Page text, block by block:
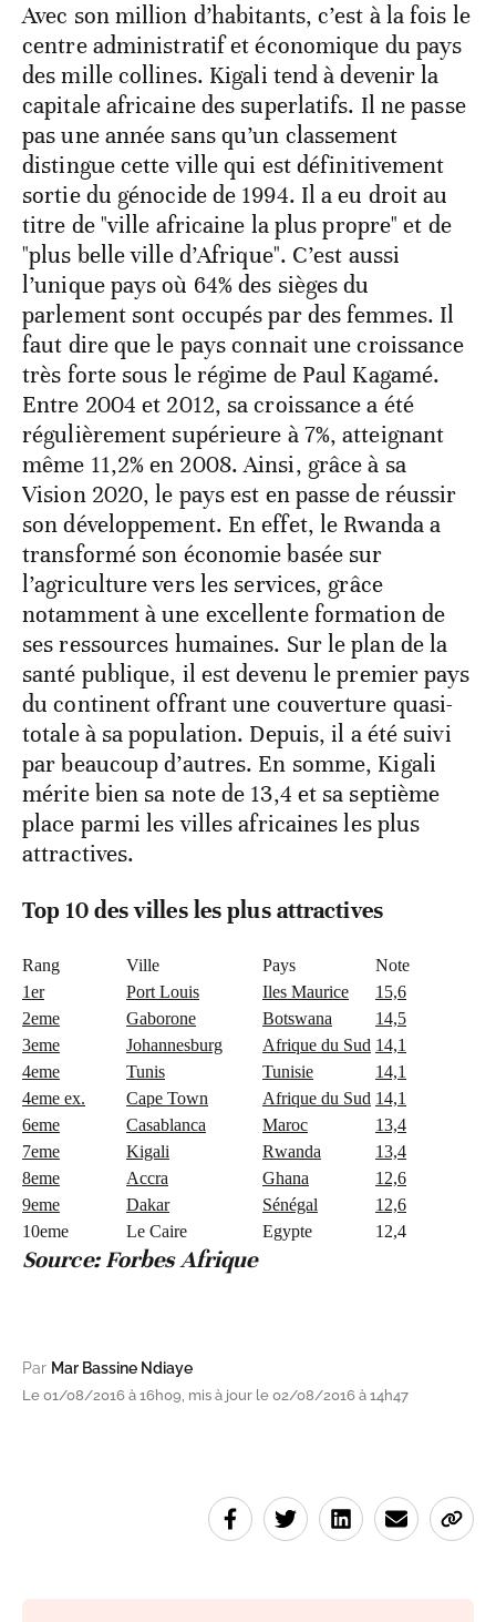
Avec son million d’habitants, c’est à la fois le
centre administratif et économique du pays
des mille collines. Kigali tend à devenir la
capitale africaine des superlatifs. Il ne passe
pas une année sans qu’un classement
distingue cette ville qui est définitivement
sortie du génocide de 1994. Il a eu droit au
titre de "ville africaine la plus propre" et de
"plus belle ville d’Afrique". C’est aussi
l’unique pays où 64% des sièges du
parlement sont occupés par des femmes. Il
faut dire que le pays connait une croissance
très forte sous le régime de Paul Kagamé.
Entre 2004 et 2012, sa croissance a été
régulièrement supérieure à 7%, atteignant
même 11,2% en 2008. Ainsi, grâce à sa
Vision 2020, le pays est en passe de réussir
son développement. En effet, le Rwanda a
transformé son économie basée sur
l’agriculture vers les services, grâce
notamment à une excellente formation de
ses ressources humaines. Sur le plan de la
santé publique, il est devenu le premier pays
du continent offrant une couverture quasi-
totale à sa population. Depuis, il a été suivi
par beaucoup d’autres. En somme, Kigali
mérite bien sa note de 13,4 et sa septième
place parmi les villes africaines les plus
attractives.
Top 10 des villes les plus attractives
Rang Ville Pays
Note
1er
Port Louis Iles Maurice
15,6
2eme
Gaborone Botswana
14,5
3eme
Johannesburg Afrique du Sud 14,1
4eme
Tunis Tunisie
14,1
4eme ex.
Cape Town Afrique du Sud 14,1
6eme
Casablanca Maroc
13,4
7eme
Kigali Rwanda
13,4
8eme
Accra Ghana
12,6
9eme
Dakar Sénégal
12,6
10eme
Le Caire Egypte 12,4
Source: Forbes Afrique
Par Mar Bassine Ndiaye
Le 01/08/2016 à 16h09, mis à jour le 02/08/2016 à 14h47